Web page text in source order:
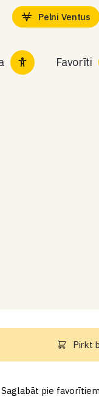
Pelni Ventus
Favorīti
Pirkt
Saglabāt pie favorītiem